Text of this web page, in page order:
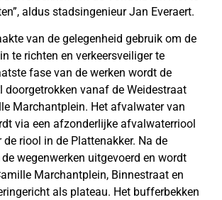
aldus stadsingenieur Jan Everaert.
van de gelegenheid gebruik om de
te richten en verkeersveiliger te
fase van de werken wordt de
doorgetrokken vanaf de Weidestraat
Marchantplein. Het afvalwater van
via een afzonderlijke afvalwaterriool
riool in de Plattenakker. Na de
wegenwerken uitgevoerd en wordt
Marchantplein, Binnestraat en
als plateau. Het bufferbekken